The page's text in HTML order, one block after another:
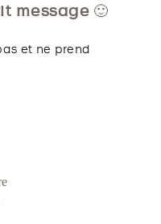
message 🙂
et ne prend